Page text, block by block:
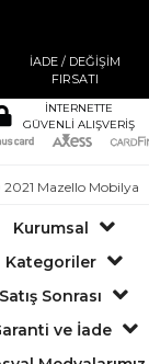
İADE / DEĞİŞİM
FIRSATI
İNTERNETTE
GÜVENLİ ALIŞVERİŞ
Mazello Mobilya
Kurumsal
Kategoriler
Satış Sonrası
ve İade